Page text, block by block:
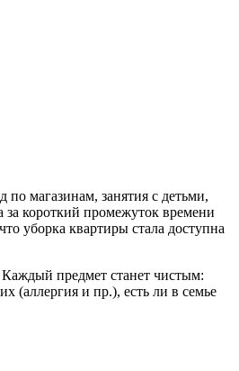
магазинам, занятия с детьми,
короткий промежуток времени
уборка квартиры стала доступна
предмет станет чистым:
(аллергия и пр.), есть ли в семье